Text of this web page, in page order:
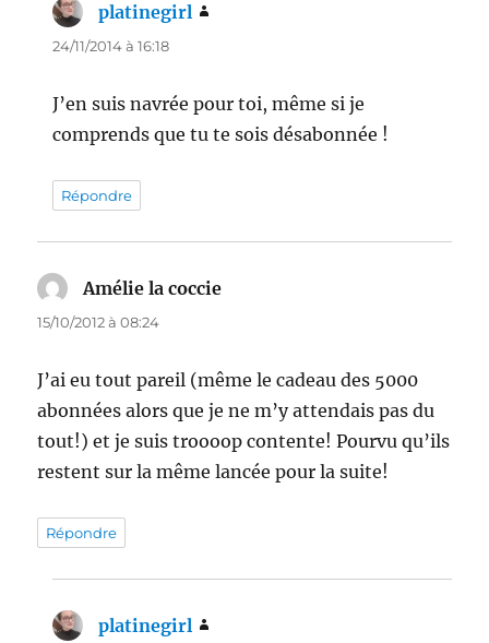
platinegirl
24/11/2014 à 16:18
J’en suis navrée pour toi, même si je
comprends que tu te sois désabonnée !
Répondre
Amélie la coccie
15/10/2012 à 08:24
J’ai eu tout pareil (même le cadeau des 5000
abonnées alors que je ne m’y attendais pas du
tout!) et je suis troooop contente! Pourvu qu’ils
restent sur la même lancée pour la suite!
Répondre
platinegirl